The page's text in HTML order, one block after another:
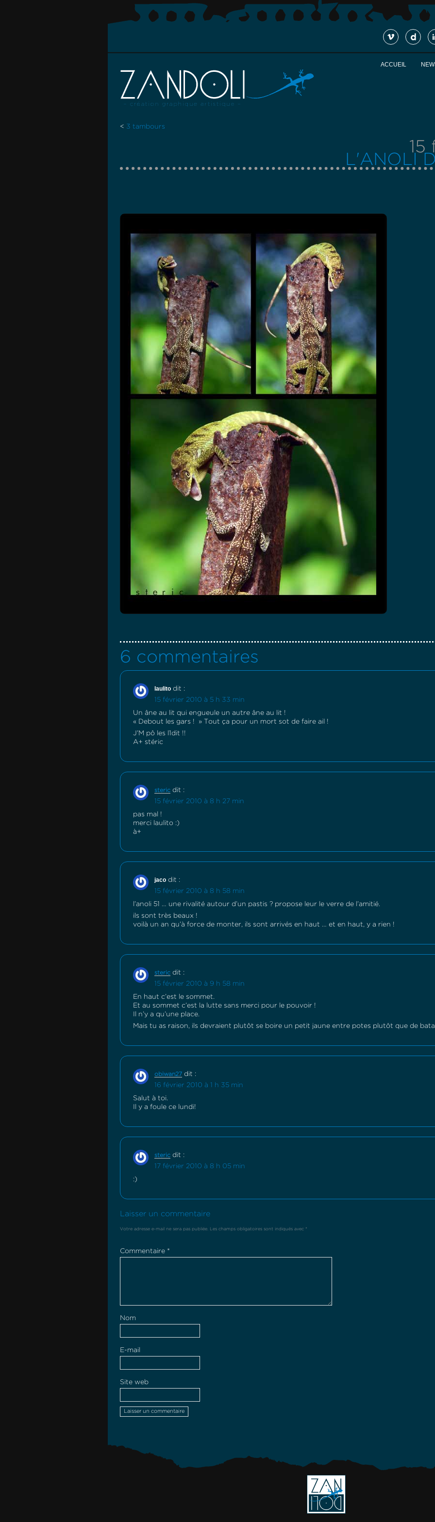
ACCUEIL
< 3 tambours
L'ANOLI
6 commentaires
laulito dit :
15 février 2010 à 5 h 33 min
Un âne au lit qui engueule un autre âne au lit !
« Debout les gars ! » Tout ça pour un mort sot de faire ail !
J’M pô les l1dit !!
A+ stéric
steric dit :
15 février 2010 à 8 h 27 min
pas mal !
merci laulito :)
à+
jaco dit :
15 février 2010 à 8 h 58 min
l’anoli 51 … une rivalité autour d’un pastis ? propose leur le verre de l’amitié.
ils sont très beaux !
voilà un an qu’à force de monter, ils sont arrivés en haut … et en haut, y a rien !
steric dit :
15 février 2010 à 9 h 58 min
En haut c’est le sommet.
Et au sommet c’est la lutte sans merci pour le pouvoir !
Il n’y a qu’une place.
Mais tu as raison, ils devraient plutôt se boire un petit jaune entre potes plutôt que de
obiwan27 dit :
16 février 2010 à 1 h 35 min
Salut à toi.
Il y a foule ce lundi!
steric dit :
17 février 2010 à 8 h 05 min
:)
Laisser un commentaire
Votre adresse e-mail ne sera pas publiée. Les champs obligatoires sont indiqués avec *
Commentaire *
Nom
E-mail
Site web